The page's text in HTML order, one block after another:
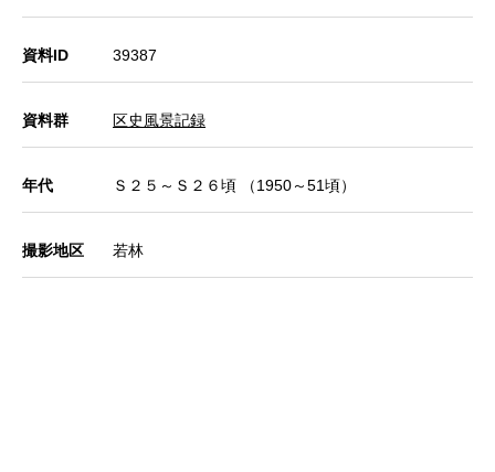
資料ID 39387
資料群 区史風景記録
年代 Ｓ２５～Ｓ２６頃 （1950～51頃）
撮影地区 若林